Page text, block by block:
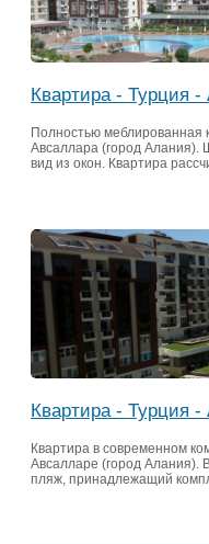
Квартира - Турция
Полностью меблированная
Авсаллара (город Алания).
вид из окон. Квартира
Квартира - Турция
Квартира в современном
Авсалларе (город Алания).
пляж, принадлежащий